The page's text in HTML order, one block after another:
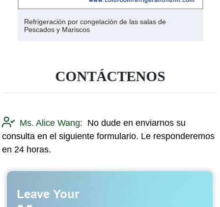
Refrigeración por congelación de las salas de
Pescados y Mariscos
CONTÁCTENOS
Ms. Alice Wang: No dude en enviarnos su
consulta en el siguiente formulario. Le responderemos
en 24 horas.